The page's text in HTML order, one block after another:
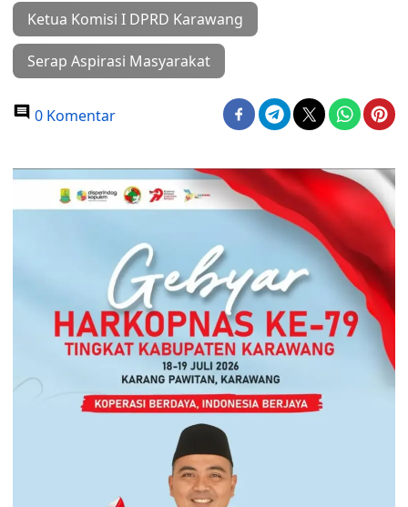
Ketua Komisi I DPRD Karawang
Serap Aspirasi Masyarakat
0 Komentar